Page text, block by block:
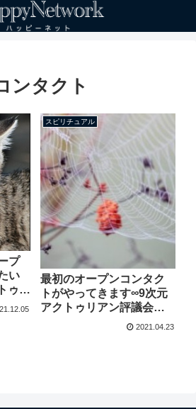
ンタクト
プ
い
ゥル
スピリチュアル
最初のオープンコンタク
トがやってきます∞9次元
アクトゥリアン評議会
（ダニエル・スクラント
2021.04.23